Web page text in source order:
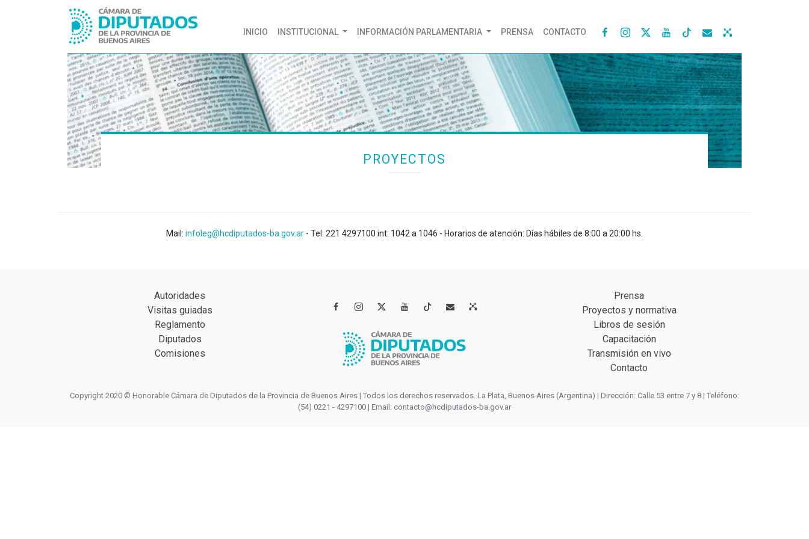
INICIO (CURRENT)
INSTITUCIONAL INFORMACIÓN PARLAMENTARIA PRENSA CONTACTO    
PROYECTOS
Mail: infoleg@hcdiputados-ba.gov.ar - Tel: 221 4297100 int: 1042 a 1046 - Horarios de atención: Días hábiles de 8:00 a 20:00 hs.
Autoridades
Visitas guiadas
Reglamento
Diputados
Comisiones
   
Prensa
Proyectos y normativa
Libros de sesión
Capacitación
Transmisión en vivo
Contacto
Copyright 2020 © Honorable Cámara de Diputados de la Provincia de Buenos Aires | Todos los derechos reservados. La Plata, Buenos Aires (Argentina) | Dirección: Calle 53 entre 7 y 8 | Teléfono:
(54) 0221 - 4297100 | Email: contacto@hcdiputados-ba.gov.ar